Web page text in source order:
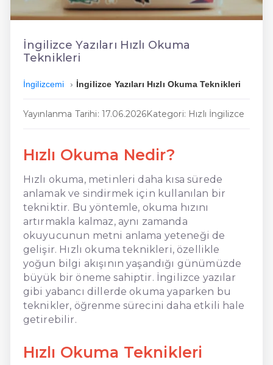
En Ucuz İngilizce
En Uygun İngilizce
İngilizce Yazıları Hızlı Okuma
Teknikleri
İngilizcemi İngilizce Yazıları Hızlı Okuma Teknikleri
Yayınlanma Tarihi: 17.06.2026Kategori: Hızlı İngilizce
Hızlı Okuma Nedir?
Hızlı okuma, metinleri daha kısa sürede
anlamak ve sindirmek için kullanılan bir
tekniktir. Bu yöntemle, okuma hızını
artırmakla kalmaz, aynı zamanda
okuyucunun metni anlama yeteneği de
gelişir. Hızlı okuma teknikleri, özellikle
yoğun bilgi akışının yaşandığı günümüzde
büyük bir öneme sahiptir. İngilizce yazılar
gibi yabancı dillerde okuma yaparken bu
teknikler, öğrenme sürecini daha etkili hale
getirebilir.
Hızlı Okuma Teknikleri